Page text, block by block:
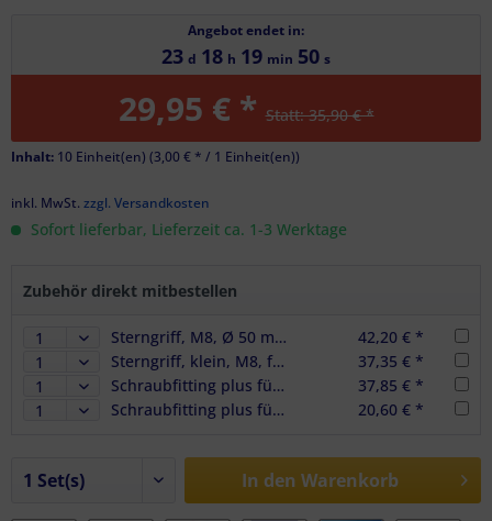
Angebot endet in:
23 d 18 h 19 min 50 s
29,95 € *Statt: 35,90 € *
Inhalt: 10 Einheit(en) (3,00 € * / 1 Einheit(en))
inkl. MwSt. zzgl. Versandkosten
Sofort lieferbar, Lieferzeit ca. 1-3 Werktage
Zubehör direkt mitbestellen
Sterngriff, M8, Ø 50 mm, für Schraubfitting in Airlineschiene - 10er Set
42,20 € *
Sterngriff, klein, M8, für Schraubfitting in Airlineschiene - 10er Set
37,35 € *
Schraubfitting plus für Airlineschienen, M8 x 60 mm, BS 1000 daN, 10er Set
37,85 € *
Schraubfitting plus für Airlineschienen, M8 x 20 mm, BS 1000 daN, 6er Set
20,60 € *
In den Warenkorb